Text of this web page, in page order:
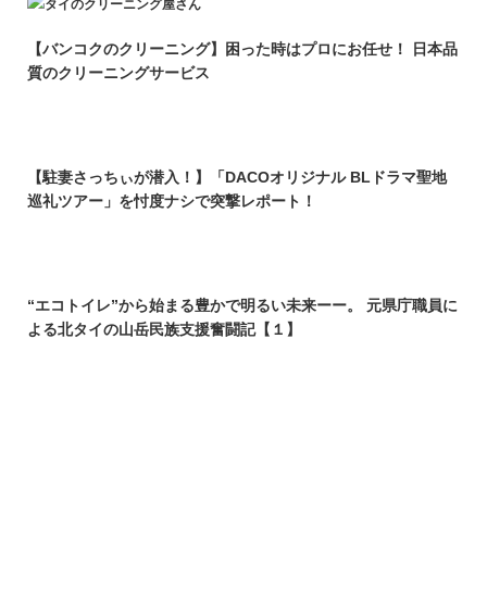
【バンコクのクリーニング】困った時はプロにお任せ！ 日本品
質のクリーニングサービス
【駐妻さっちぃが潜入！】「DACOオリジナル BLドラマ聖地
巡礼ツアー」を忖度ナシで突撃レポート！
“エコトイレ”から始まる豊かで明るい未来ーー。 元県庁職員に
よる北タイの山岳民族支援奮闘記【１】